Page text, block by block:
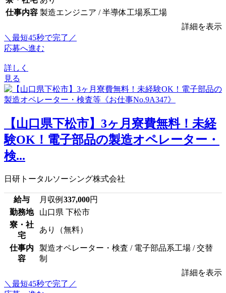
仕事内容 製造エンジニア / 半導体工場系工場
詳細を表示
＼最短45秒で完了／
応募へ進む
詳しく
見る
【山口県下松市】3ヶ月寮費無料！未経
験OK！電子部品の製造オペレーター・
検...
日研トータルソーシング株式会社
給与 月収例 337,000円
勤務地
山口県 下松市
寮・社
宅
あり（無料）
仕事内
容
製造オペレーター・検査 / 電子部品系工場 / 交替
制
詳細を表示
＼最短45秒で完了／